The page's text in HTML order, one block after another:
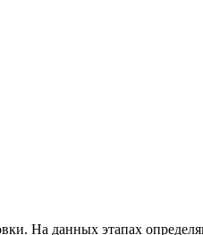
На данных этапах